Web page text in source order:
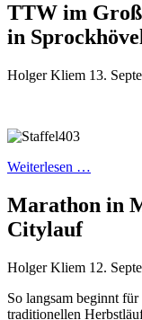
TTW im
in
Holger Kliem 13.
Weiterlesen …
Marathon in
Citylauf
Holger Kliem 12.
So langsam beginnt
traditionellen